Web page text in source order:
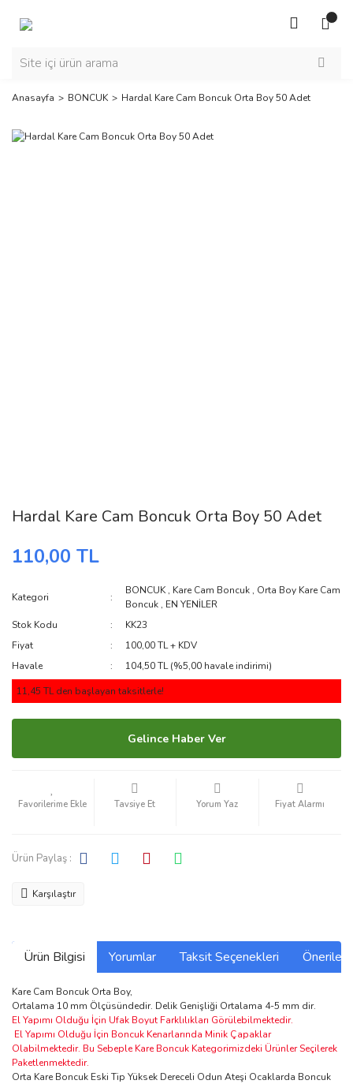
Anasayfa BONCUK Hardal Kare Cam Boncuk Orta Boy 50 Adet
Hardal Kare Cam Boncuk Orta Boy 50 Adet
110,00 TL
Kategori
BONCUK , Kare Cam Boncuk , Orta Boy Kare Cam
Boncuk , EN YENİLER
Stok Kodu
KK23
Fiyat
100,00 TL + KDV
Havale
104,50 TL (%5,00 havale indirimi)
11,45 TL den başlayan taksitlerle!
Gelince Haber Ver
Tavsiye Et Yorum Yaz Fiyat Alarmı
Ürün Paylaş :
Karşılaştır
Ürün Bilgisi Yorumlar Taksit Seçenekleri
Kare Cam Boncuk Orta Boy,
Ortalama 10 mm Ölçüsündedir. Delik Genişliği Ortalama 4-5 mm dir.
El Yapımı Olduğu İçin Ufak Boyut Farklılıkları Görülebilmektedir.
El Yapımı Olduğu İçin Boncuk Kenarlarında Minik Çapaklar
Olabilmektedir. Bu Sebeple Kare Boncuk Kategorimizdeki Ürünler Seçilerek
Paketlenmektedir.
Orta Kare Boncuk Eski Tip Yüksek Dereceli Odun Ateşi Ocaklarda Boncuk